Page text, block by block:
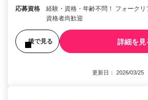
応募資格
経験・資格・年齢不問！ フォーク
資格者尚歓迎
後で見る 詳細を見
更新日： 2026/03/